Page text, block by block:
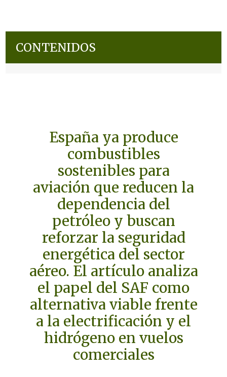
CONTENIDOS
España ya produce
combustibles
sostenibles para
aviación que reducen la
dependencia del
petróleo y buscan
reforzar la seguridad
energética del sector
aéreo. El artículo analiza
el papel del SAF como
alternativa viable frente
a la electrificación y el
hidrógeno en vuelos
comerciales